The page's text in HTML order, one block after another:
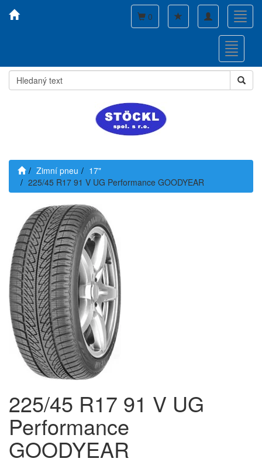
Toggle
navigation
0
Toggle
Zimní pneu
17"
225/45 R17 91 V UG Performance GOODYEAR
225/45 R17 91 V UG
Performance
GOODYEAR